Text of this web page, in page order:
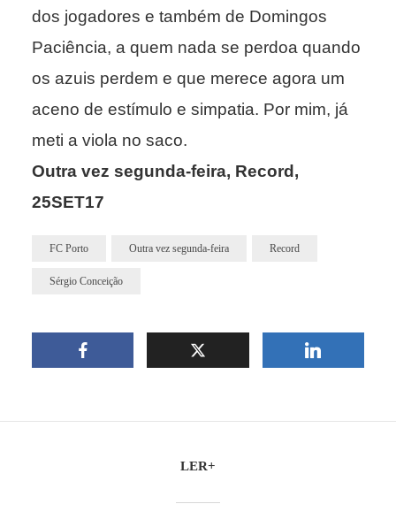
dos jogadores e também de Domingos
Paciência, a quem nada se perdoa quando
os azuis perdem e que merece agora um
aceno de estímulo e simpatia. Por mim, já
meti a viola no saco.
Outra vez segunda-feira, Record,
25SET17
FC Porto Outra vez segunda-feira Record
Sérgio Conceição
LER+